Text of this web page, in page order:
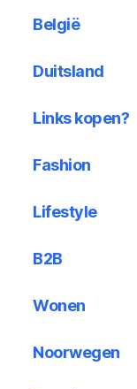
België
Duitsland
Links kopen?
Fashion
Lifestyle
B2B
Wonen
Noorwegen